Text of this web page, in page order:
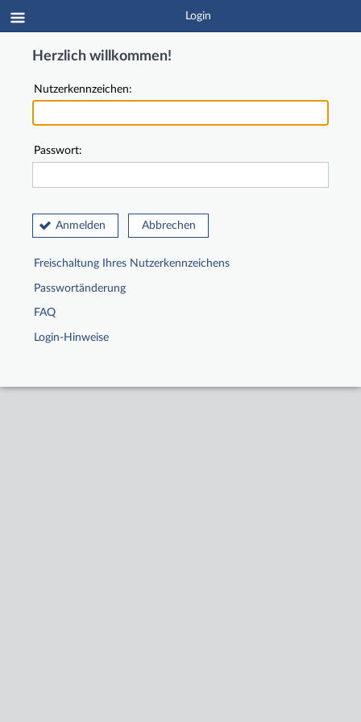
Login
Herzlich willkommen!
Nutzerkennzeichen:
Passwort:
Anmelden Abbrechen
Freischaltung Ihres Nutzerkennzeichens
Passwortänderung
FAQ
Login-Hinweise